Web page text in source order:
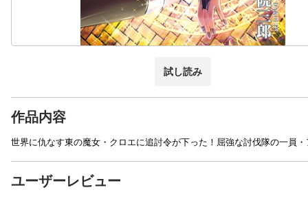
試し読み
作品内容
世界に仇なす東の魔女・クロエに追討令が下った！屈強な討伐隊の一員
ユーザーレビュー